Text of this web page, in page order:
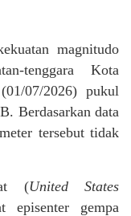
magnitudo
tenggara Kota
07/2026) pukul
Berdasarkan data
tersebut tidak
(United States
episenter gempa